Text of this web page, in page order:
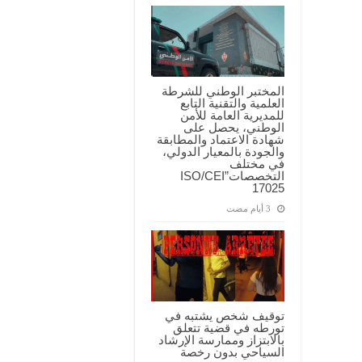
المختبر الوطني للشرطة
العلمية والتقنية التابع
للمديرية العامة للأمن
الوطني، يحصل على
شهادة الاعتماد والمطابقة
والجودة بالمعيار الدولي،
في مختلف
التخصصات”ISO/CEI
17025
توقيف شخص يشتبه في
تورطه في قضية تتعلق
بالابتزاز وممارسة الإرشاد
السياحي بدون رخصة